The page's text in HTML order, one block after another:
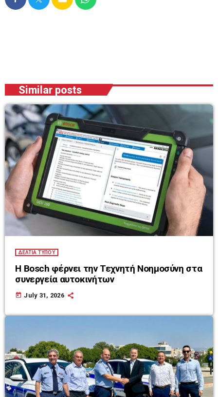
Similar posts
ΔΕΛΤΙΑ ΤΥΠΟΥ
Η Bosch φέρνει την Τεχνητή Νοημοσύνη στα
συνεργεία αυτοκινήτων
today July 31, 2026